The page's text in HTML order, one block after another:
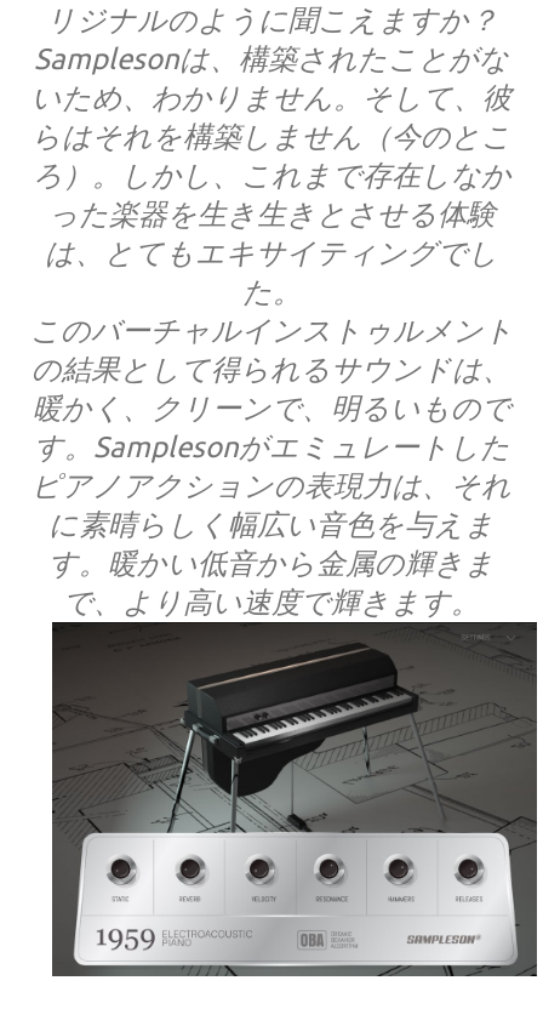
リジナルのように聞こえますか？
Samplesonは、構築されたことがな
いため、わかりません。そして、彼
らはそれを構築しません（今のとこ
ろ）。しかし、これまで存在しなか
った楽器を生き生きとさせる体験
は、とてもエキサイティングでし
た。
このバーチャルインストゥルメント
の結果として得られるサウンドは、
暖かく、クリーンで、明るいもので
す。Samplesonがエミュレートした
ピアノアクションの表現力は、それ
に素晴らしく幅広い音色を与えま
す。暖かい低音から金属の輝きま
で、より高い速度で輝きます。